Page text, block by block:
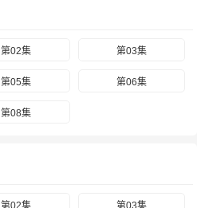
第02集 第03集
第05集 第06集
第08集
第02集 第03集